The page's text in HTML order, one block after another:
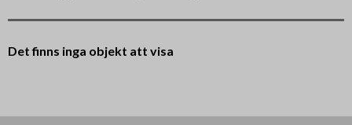
Det finns inga objekt att visa